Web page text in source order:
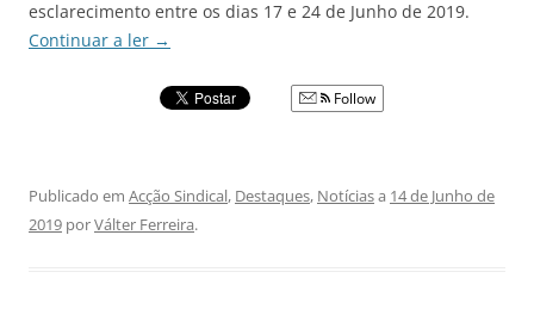
esclarecimento entre os dias 17 e 24 de Junho de 2019.
Continuar a ler →
Follow
Publicado em Acção Sindical, Destaques, Notíciasa 14 de Junho de
2019 porVálter Ferreira.